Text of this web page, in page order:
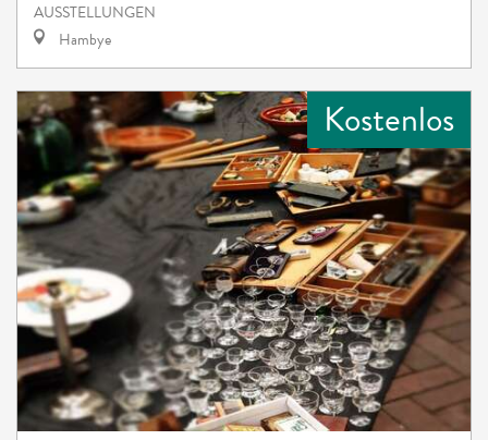
AUSSTELLUNGEN
Hambye
Kostenlos